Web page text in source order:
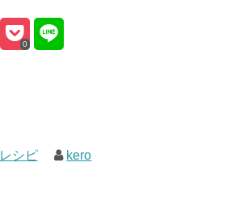
0
レシピ kero